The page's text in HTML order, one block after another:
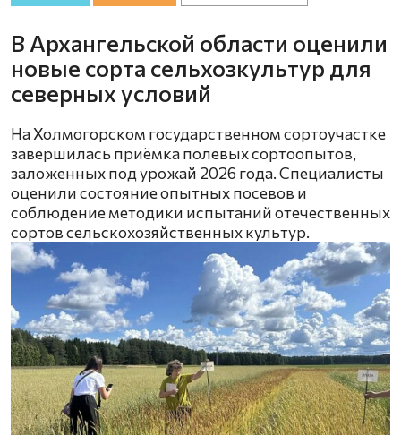
В Архангельской области оценили
новые сорта сельхозкультур для
северных условий
На Холмогорском государственном сортоучастке
завершилась приёмка полевых сортоопытов,
заложенных под урожай 2026 года. Специалисты
оценили состояние опытных посевов и
соблюдение методики испытаний отечественных
сортов сельскохозяйственных культур.